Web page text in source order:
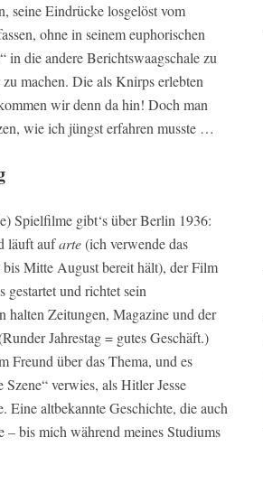
seine Eindrücke losgelöst vom
ohne in seinem euphorischen
in die andere Berichtswaagschale zu
machen. Die als Knirps erlebten
wir denn da hin! Doch man
wie ich jüngst erfahren musste …
Spielfilme gibt‘s über Berlin 1936:
läuft aufarte(ich verwende das
Mitte August bereit hält), der Film
gestartet und richtet sein
halten Zeitungen, Magazine und der
Jahrestag = gutes Geschäft.)
Freund über das Thema, und es
verwies, als Hitler Jesse
Eine altbekannte Geschichte, die auch
bis mich während meines Studiums